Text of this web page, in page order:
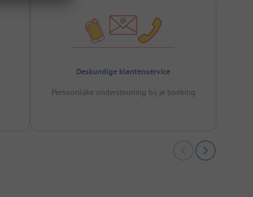
Deskundige klantenservice
Persoonlijke ondersteuning bij je boeking